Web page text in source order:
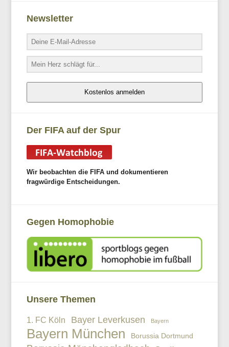
Newsletter
Kostenlos anmelden
Der FIFA auf der Spur
Wir beobachten die FIFA und dokumentieren
fragwürdige Entscheidungen.
Gegen Homophobie
Unsere Themen
1. FC Köln Bayer Leverkusen Bayern
Bayern München Borussia Dortmund